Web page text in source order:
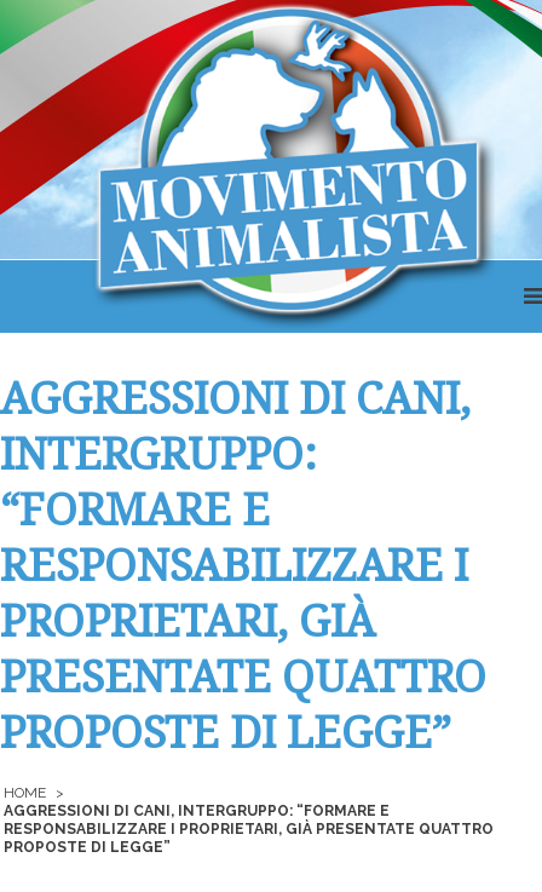
AGGRESSIONI DI CANI,
INTERGRUPPO:
“FORMARE E
RESPONSABILIZZARE I
PROPRIETARI, GIÀ
PRESENTATE QUATTRO
PROPOSTE DI LEGGE”
HOME
>
AGGRESSIONI DI CANI, INTERGRUPPO: “FORMARE E
RESPONSABILIZZARE I PROPRIETARI, GIÀ PRESENTATE QUATTRO
PROPOSTE DI LEGGE”